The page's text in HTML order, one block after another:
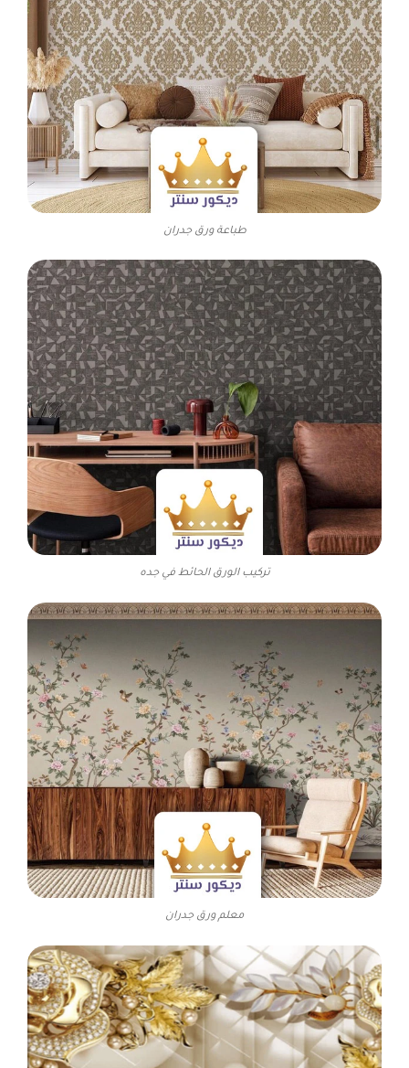
طباعة ورق جدران
تركيب الورق الحائط في جده
معلم ورق جدران